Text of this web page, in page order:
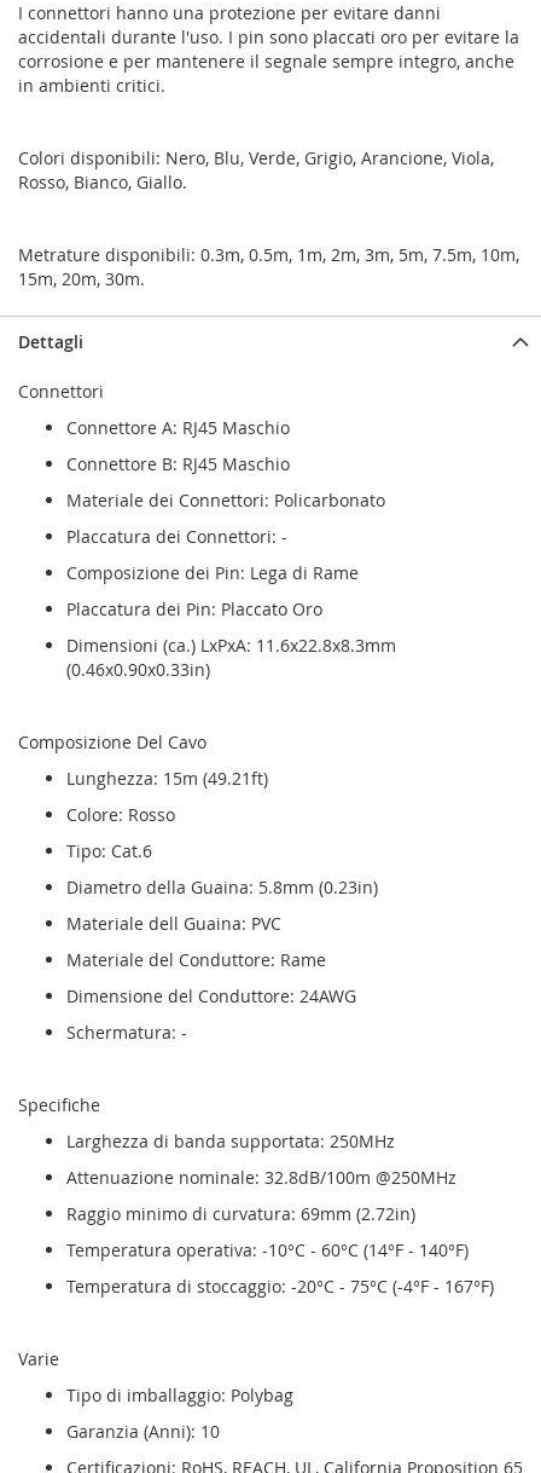
I connettori hanno una protezione per evitare danni
accidentali durante l'uso. I pin sono placcati oro per evitare la
corrosione e per mantenere il segnale sempre integro, anche
in ambienti critici.
Colori disponibili: Nero, Blu, Verde, Grigio, Arancione, Viola,
Rosso, Bianco, Giallo.
Metrature disponibili: 0.3m, 0.5m, 1m, 2m, 3m, 5m, 7.5m, 10m,
15m, 20m, 30m.
Dettagli
Connettori
Connettore A: RJ45 Maschio
Connettore B: RJ45 Maschio
Materiale dei Connettori: Policarbonato
Placcatura dei Connettori: -
Composizione dei Pin: Lega di Rame
Placcatura dei Pin: Placcato Oro
Dimensioni (ca.) LxPxA: 11.6x22.8x8.3mm
(0.46x0.90x0.33in)
Composizione Del Cavo
Lunghezza: 15m (49.21ft)
Colore: Rosso
Tipo: Cat.6
Diametro della Guaina: 5.8mm (0.23in)
Materiale dell Guaina: PVC
Materiale del Conduttore: Rame
Dimensione del Conduttore: 24AWG
Schermatura: -
Specifiche
Larghezza di banda supportata: 250MHz
Attenuazione nominale: 32.8dB/100m @250MHz
Raggio minimo di curvatura: 69mm (2.72in)
Temperatura operativa: -10°C - 60°C (14°F - 140°F)
Temperatura di stoccaggio: -20°C - 75°C (-4°F - 167°F)
Varie
Tipo di imballaggio: Polybag
Garanzia (Anni): 10
Certificazioni: RoHS, REACH, UL, California Proposition 65